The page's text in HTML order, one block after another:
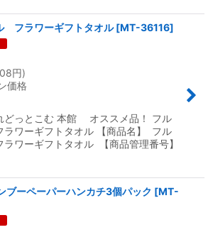
フラワーギフトタオル [MT-36116]
円)
価格
どっとこむ 本館 オススメ品！ フル
ワーギフトタオル 【商品名】 フル
ワーギフトタオル 【商品管理番号】
ブーペーパーハンカチ3個パック [MT-